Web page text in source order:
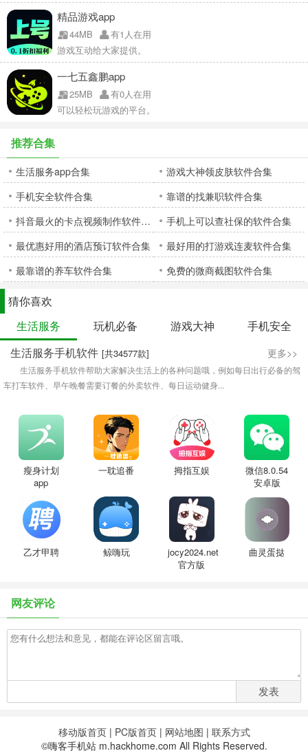
精品游戏app
44MB
有1人在用
游戏互动给大家提供。
一七五鑫鹏app
25MB
有0人在用
可以轻松玩游戏的平台。
推荐合集
生活服务app合集
游戏大神领皮肤软件合集
手机安全软件合集
靠谱的找兼职软件合集
抖音最火的卡点视频制作软件合集
手机上可以查社保的软件合集
最优惠好用的酒店预订软件合集
最好用的打游戏连麦软件合集
最靠谱的养车软件合集
免费的微商截图软件合集
猜你喜欢
生活服务
玩机必备 游戏大神
手机安全
生活服务手机软件 [共34577款] 更多>>
生活服务手机软件帮助大家解决生活上的各种问题哦，例如每日出行必备的驾
车打车软件、早午晚餐需要订餐的外卖软件、每日运动健身...
瘦身计划
app
一耽追番 拇指互娱
微信8.0.54
安卓版
乙才甲聘 鲸嗨玩
jocy2024.net
官方版
曲灵蛋挞
网友评论
发表
移动版首页| PC版首页| 网站地图 | 联系方式
©嗨客手机站 m.hackhome.com All Rights Reserved.